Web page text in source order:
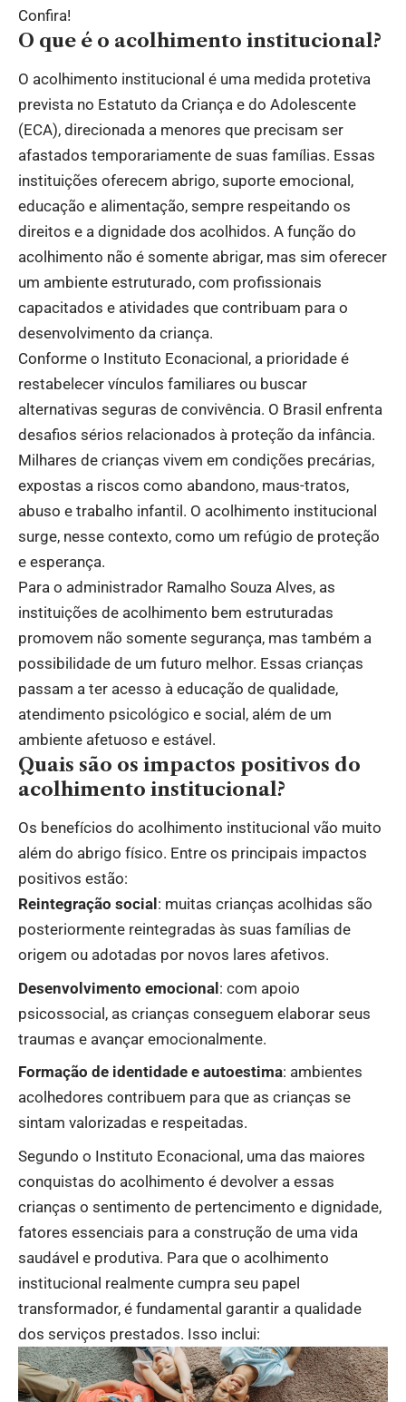
Confira!
O que é o acolhimento institucional?
O acolhimento institucional é uma medida protetiva
prevista no Estatuto da Criança e do Adolescente
(ECA), direcionada a menores que precisam ser
afastados temporariamente de suas famílias. Essas
instituições oferecem abrigo, suporte emocional,
educação e alimentação, sempre respeitando os
direitos e a dignidade dos acolhidos. A função do
acolhimento não é somente abrigar, mas sim oferecer
um ambiente estruturado, com profissionais
capacitados e atividades que contribuam para o
desenvolvimento da criança.
Conforme o Instituto Econacional, a prioridade é
restabelecer vínculos familiares ou buscar
alternativas seguras de convivência. O Brasil enfrenta
desafios sérios relacionados à proteção da infância.
Milhares de crianças vivem em condições precárias,
expostas a riscos como abandono, maus-tratos,
abuso e trabalho infantil. O acolhimento institucional
surge, nesse contexto, como um refúgio de proteção
e esperança.
Para o administrador Ramalho Souza Alves, as
instituições de acolhimento bem estruturadas
promovem não somente segurança, mas também a
possibilidade de um futuro melhor. Essas crianças
passam a ter acesso à educação de qualidade,
atendimento psicológico e social, além de um
ambiente afetuoso e estável.
Quais são os impactos positivos do
acolhimento institucional?
Os benefícios do acolhimento institucional vão muito
além do abrigo físico. Entre os principais impactos
positivos estão:
Reintegração social : muitas crianças acolhidas são
posteriormente reintegradas às suas famílias de
origem ou adotadas por novos lares afetivos.
Desenvolvimento emocional: com apoio
psicossocial, as crianças conseguem elaborar seus
traumas e avançar emocionalmente.
Formação de identidade e autoestima: ambientes
acolhedores contribuem para que as crianças se
sintam valorizadas e respeitadas.
Segundo o Instituto Econacional, uma das maiores
conquistas do acolhimento é devolver a essas
crianças o sentimento de pertencimento e dignidade,
fatores essenciais para a construção de uma vida
saudável e produtiva. Para que o acolhimento
institucional realmente cumpra seu papel
transformador, é fundamental garantir a qualidade
dos serviços prestados. Isso inclui: